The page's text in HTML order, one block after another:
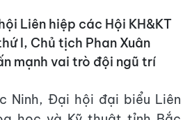
Liên hiệp các Hội KH&KT
I, Chủ tịch Phan Xuân
mạnh vai trò đội ngũ trí
Ninh, Đại hội đại biểu Liên